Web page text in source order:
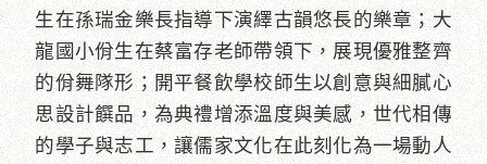
生在孫瑞金樂長指導下演繹古韻悠長的樂章；大
龍國小佾生在蔡富存老師帶領下，展現優雅整齊
的佾舞隊形；開平餐飲學校師生以創意與細膩心
思設計饌品，為典禮增添溫度與美感，世代相傳
的學子與志工，讓儒家文化在此刻化為一場動人